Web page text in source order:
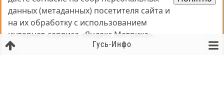
Гусь-Инфо
данных (метаданных) посетителя сайта и
на их обработку с использованием
интернет-сервиса «Яндекс.Метрика».
данных (метаданных) посетителя сайта и
на их обработку с использованием
интернет-сервиса «Яндекс.Метрика».